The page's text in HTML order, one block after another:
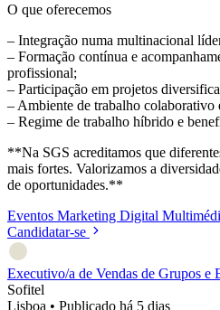
O que oferecemos
– Integração numa multinacional
– Formação contínua e
profissional;
– Participação em projetos
– Ambiente de trabalho colaborativo
– Regime de trabalho híbrido e
**Na SGS acreditamos que
mais fortes. Valorizamos a
de oportunidades.**
Eventos Marketing Digital
Candidatar-se
Executivo/a de Vendas de Grupos e
Sofitel
Lisboa • Publicado há 5 dias